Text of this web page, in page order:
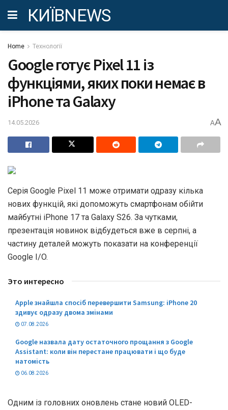
КИЇВNEWS
Home Технології
Google готує Pixel 11 із
функціями, яких поки немає в
iPhone та Galaxy
14.05.2026 AA
Серія Google Pixel 11 може отримати одразу кілька
нових функцій, які допоможуть смартфонам обійти
майбутні iPhone 17 та Galaxy S26. За чутками,
презентація новинок відбудеться вже в серпні, а
частину деталей можуть показати на конференції
Google I/O.
Это интересно
Apple знайшла спосіб перевершити Samsung: iPhone 20
здивує одразу двома змінами
07.08.2026
Google назвала дату остаточного прощання з Google
Assistant: коли він перестане працювати і що буде
натомість
06.08.2026
Одним із головних оновлень стане новий OLED-